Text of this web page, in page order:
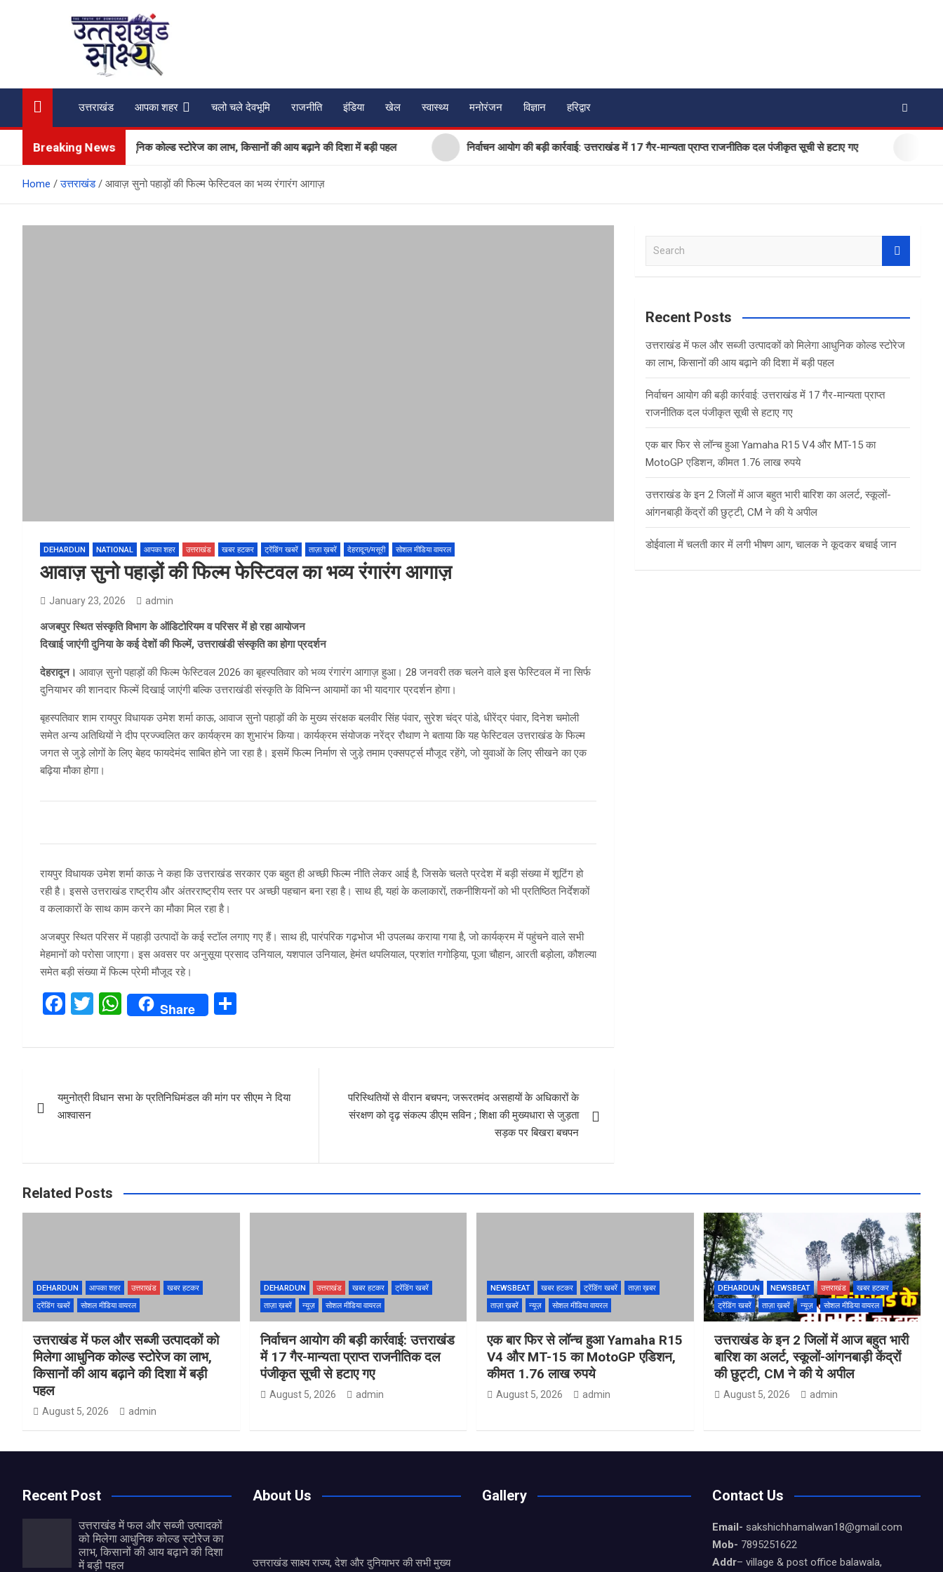
Uttarakhand Shakshya
My News Portal
उत्तराखंड
आपका शहर चलो चले देवभूमि राजनीति इंडिया खेल स्वास्थ्य मनोरंजन विज्ञान हरिद्वार
Breaking News
उत्पादकों को मिलेगा आधुनिक कोल्ड स्टोरेज का लाभ, किसानों की आय बढ़ाने की दिशा में बड़ी पहल निर्वाचन आयोग की बड़ी कार्रवाई: उत्तराखंड में 17 गैर-मान्यता प्राप्त राजनीतिक दल पंजीकृत सूची से हटाए गए
Home उत्तराखंड आवाज़ सुनो पहाड़ों की फिल्म फेस्टिवल का भव्य रंगारंग आगाज़
DEHARDUN NATIONAL आपका शहर उत्तराखंड खबर हटकर ट्रेंडिंग खबरें ताज़ा ख़बरें देहरादून/मसूरी सोशल मीडिया वायरल
आवाज़ सुनो पहाड़ों की फिल्म फेस्टिवल का भव्य रंगारंग आगाज़
January 23, 2026 admin
अजबपुर स्थित संस्कृति विभाग के ऑडिटोरियम व परिसर में हो रहा आयोजन
दिखाई जाएंगी दुनिया के कई देशों की फिल्में, उत्तराखंडी संस्कृति का होगा प्रदर्शन
देहरादून। आवाज़ सुनो पहाड़ों की फिल्म फेस्टिवल 2026 का बृहस्पतिवार को भव्य रंगारंग आगाज़ हुआ। 28 जनवरी तक चलने वाले इस फेस्टिवल में ना सिर्फ
दुनियाभर की शानदार फिल्में दिखाई जाएंगी बल्कि उत्तराखंडी संस्कृति के विभिन्न आयामों का भी यादगार प्रदर्शन होगा।
बृहस्पतिवार शाम रायपुर विधायक उमेश शर्मा काऊ, आवाज सुनो पहाड़ों की के मुख्य संरक्षक बलवीर सिंह पंवार, सुरेश चंद्र पांडे, धीरेंद्र पंवार, दिनेश चमोली
समेत अन्य अतिथियों ने दीप प्रज्ज्वलित कर कार्यक्रम का शुभारंभ किया। कार्यक्रम संयोजक नरेंद्र रौथाण ने बताया कि यह फेस्टिवल उत्तराखंड के फिल्म
जगत से जुड़े लोगों के लिए बेहद फायदेमंद साबित होने जा रहा है। इसमें फिल्म निर्माण से जुड़े तमाम एक्सपर्ट्स मौजूद रहेंगे, जो युवाओं के लिए सीखने का एक
बढ़िया मौका होगा।
रायपुर विधायक उमेश शर्मा काऊ ने कहा कि उत्तराखंड सरकार एक बहुत ही अच्छी फिल्म नीति लेकर आई है, जिसके चलते प्रदेश में बड़ी संख्या में शूटिंग हो
रही है। इससे उत्तराखंड राष्ट्रीय और अंतरराष्ट्रीय स्तर पर अच्छी पहचान बना रहा है। साथ ही, यहां के कलाकारों, तकनीशियनों को भी प्रतिष्ठित निर्देशकों
व कलाकारों के साथ काम करने का मौका मिल रहा है।
अजबपुर स्थित परिसर में पहाड़ी उत्पादों के कई स्टॉल लगाए गए हैं। साथ ही, पारंपरिक गढ़भोज भी उपलब्ध कराया गया है, जो कार्यक्रम में पहुंचने वाले सभी
मेहमानों को परोसा जाएगा। इस अवसर पर अनुसूया प्रसाद उनियाल, यशपाल उनियाल, हेमंत थपलियाल, प्रशांत गगोड़िया, पूजा चौहान, आरती बड़ोला, कौशल्या
समेत बड़ी संख्या में फिल्म प्रेमी मौजूद रहे।
F
ce
o
o
T
tt
W
at
A
Share
ar
navigation
यमुनोत्री विधान सभा के प्रतिनिधिमंडल की मांग पर सीएम ने दिया
आश्वासन
परिस्थितियों से वीरान बचपन; जरूरतमंद असहायों के अधिकारों के
संरक्षण को दृढ़ संकल्प डीएम सविन ; शिक्षा की मुख्यधारा से जुड़ता
सड़क पर बिखरा बचपन
a
c
Recent Posts
उत्तराखंड में फल और सब्जी उत्पादकों को मिलेगा आधुनिक कोल्ड स्टोरेज
का लाभ, किसानों की आय बढ़ाने की दिशा में बड़ी पहल
निर्वाचन आयोग की बड़ी कार्रवाई: उत्तराखंड में 17 गैर-मान्यता प्राप्त
राजनीतिक दल पंजीकृत सूची से हटाए गए
एक बार फिर से लॉन्च हुआ Yamaha R15 V4 और MT-15 का
MotoGP एडिशन, कीमत 1.76 लाख रुपये
उत्तराखंड के इन 2 जिलों में आज बहुत भारी बारिश का अलर्ट, स्कूलों-
आंगनबाड़ी केंद्रों की छुट्टी, CM ने की ये अपील
डोईवाला में चलती कार में लगी भीषण आग, चालक ने कूदकर बचाई जान
Related Posts
DEHARDUN आपका शहर उत्तराखंड
खबर हटकर
ट्रेंडिंग खबरें
सोशल मीडिया वायरल
उत्तराखंड में फल और सब्जी उत्पादकों को
मिलेगा आधुनिक कोल्ड स्टोरेज का लाभ,
किसानों की आय बढ़ाने की दिशा में बड़ी
पहल
August 5, 2026 admin
DEHARDUN उत्तराखंड खबर हटकर
ट्रेंडिंग खबरें
ताज़ा ख़बरें
न्यूज़ सोशल मीडिया वायरल
निर्वाचन आयोग की बड़ी कार्रवाई: उत्तराखंड
में 17 गैर-मान्यता प्राप्त राजनीतिक दल
पंजीकृत सूची से हटाए गए
August 5, 2026 admin
NEWSBEAT खबर हटकर ट्रेंडिंग खबरें
ताज़ा ख़बर
ताज़ा ख़बरें
न्यूज़ सोशल मीडिया वायरल
एक बार फिर से लॉन्च हुआ Yamaha R15
V4 और MT-15 का MotoGP एडिशन,
कीमत 1.76 लाख रुपये
August 5, 2026 admin
DEHARDUN NEWSBEAT उत्तराखंड
खबर हटकर
ट्रेंडिंग खबरें
ताज़ा ख़बरें न्यूज़ सोशल मीडिया वायरल
उत्तराखंड के इन 2 जिलों में आज बहुत भारी
बारिश का अलर्ट, स्कूलों-आंगनबाड़ी केंद्रों
की छुट्टी, CM ने की ये अपील
August 5, 2026 admin
Recent Post
उत्तराखंड में फल और सब्जी उत्पादकों
को मिलेगा आधुनिक कोल्ड स्टोरेज का
लाभ, किसानों की आय बढ़ाने की दिशा
में बड़ी पहल
About Us
उत्तराखंड साक्ष्य राज्य, देश और दुनियाभर की सभी मुख्य
Gallery Contact Us
Email- sakshichhamalwan18@gmail.com
Mob- 7895251622
Addr– village & post office balawala,